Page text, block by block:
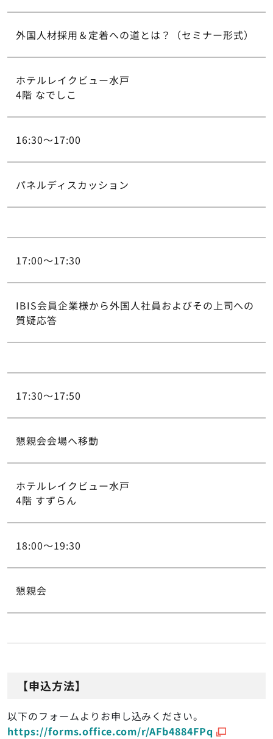
外国人材採用＆定着への道とは？（セミナー形式）
ホテルレイクビュー水戸
4階 なでしこ
16:30～17:00
パネルディスカッション
17:00～17:30
IBIS会員企業様から外国人社員およびその上司への
質疑応答
17:30～17:50
懇親会会場へ移動
ホテルレイクビュー水戸
4階 すずらん
18:00～19:30
懇親会
【申込方法】
以下のフォームよりお申し込みください。
https://forms.office.com/r/AFb4884FPq